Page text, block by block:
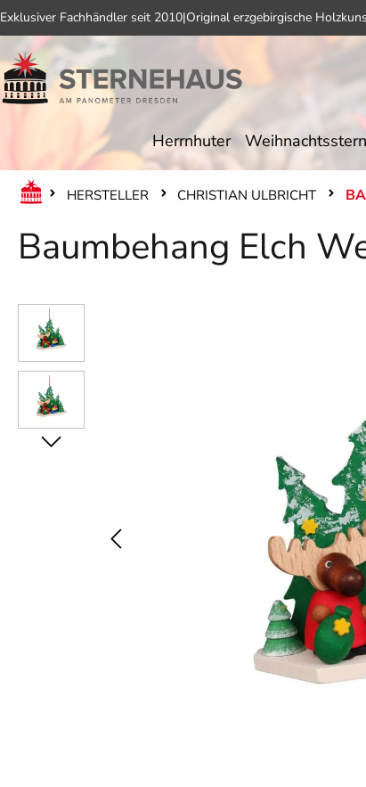
Hauptinhalt springen
Zur Suche springen
Zur Hauptnavigation springen
Exklusiver Fachhändler seit 2010|Original erzgebirgische
Herrnhuter
HERSTELLER CHRISTIAN ULBRICHT
Baumbehang Elch
Bildergalerie überspringen